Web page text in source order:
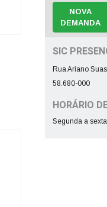
NOVA
DEMANDA
SIC
Rua Ariano
58.680-000
HORÁRIO
Segunda a